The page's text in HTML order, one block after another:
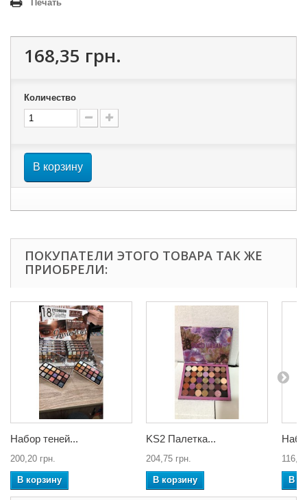
Печать
168,35 грн.
Количество
В корзину
ПОКУПАТЕЛИ ЭТОГО ТОВАРА ТАК ЖЕ
ПРИОБРЕЛИ:
Набор теней...
200,20 грн.
В корзину
KS2 Палетка...
204,75 грн.
В корзину В